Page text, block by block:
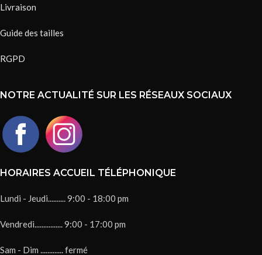
Livraison
Guide des tailles
RGPD
NOTRE ACTUALITÉ SUR LES RÉSEAUX SOCIAUX
HORAIRES ACCUEIL TÉLÉPHONIQUE
Lundi - Jeudi.......... 9:00 - 18:00 pm
Vendredi................ 9:00 - 17:00 pm
Sam - Dim ............. fermé